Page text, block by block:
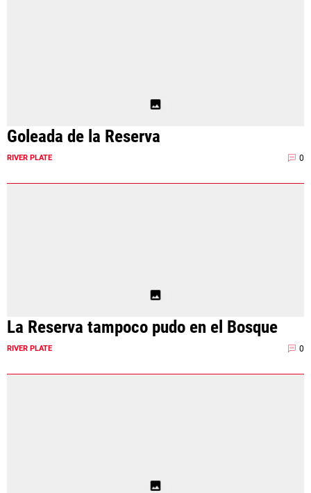
Goleada de la Reserva
RIVER PLATE 0
La Reserva tampoco pudo en el Bosque
RIVER PLATE 0